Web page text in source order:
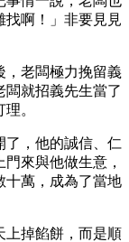
找啊！」非要見見
，老闆極力挽留義
闆就招義先生當了
。
了，他的誠信、仁
來與他做生意，
十萬，成為了當地
上掉餡餅，而是順